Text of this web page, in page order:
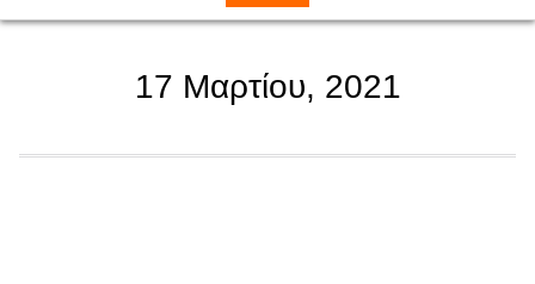
17 Μαρτίου, 2021